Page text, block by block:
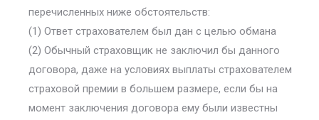
перечисленных ниже обстоятельств:
(1) Ответ страхователем был дан с целью обмана
(2) Обычный страховщик не заключил бы данного
договора, даже на условиях выплаты страхователем
страховой премии в большем размере, если бы на
момент заключения договора ему были известны